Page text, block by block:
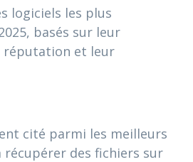
logiciels les plus
basés sur leur
réputation et leur
cité parmi les meilleurs
récupérer des fichiers sur